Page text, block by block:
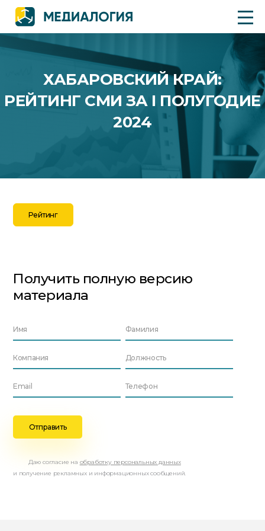
ХАБАРОВСКИЙ КРАЙ:
РЕЙТИНГ СМИ ЗА I ПОЛУГОДИЕ
2024
Рейтинг
Получить полную версию
материала
Даю согласие на обработку персональных данных
и получение рекламных и информационных сообщений.